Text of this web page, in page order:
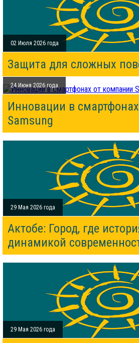
02 Июля 2026 года
Защита для сложных
24 Июня 2026 года
Инновации в
Samsung
29 Мая 2026 года
Актобе: Город, где
динамикой
29 Мая 2026 года